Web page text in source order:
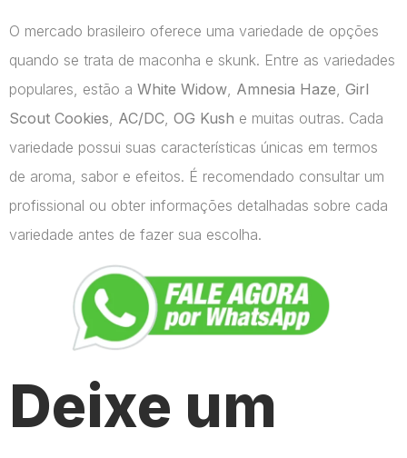
O mercado brasileiro oferece uma variedade de opções
quando se trata de maconha e skunk. Entre as variedades
populares, estão a White Widow Amnesia Haze Girl
Scout Cookies AC/DC OG Kush e muitas outras. Cada
variedade possui suas características únicas em termos
de aroma, sabor e efeitos. É recomendado consultar um
profissional ou obter informações detalhadas sobre cada
variedade antes de fazer sua escolha.
Deixe um